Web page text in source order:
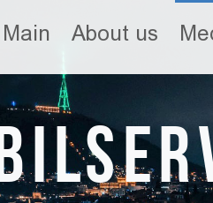
Main About us